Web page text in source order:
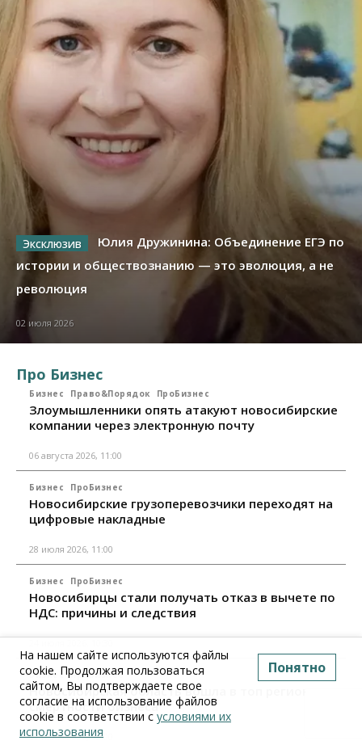
Юлия Дружинина: Объединение ЕГЭ по
истории и обществознанию — это эволюция, а не
революция
02 июля 2026
Про Бизнес
Бизнес Право&Порядок ПроБизнес
Злоумышленники опять атакуют новосибирские
компании через электронную почту
06 августа 2026, 11:00
Бизнес ПроБизнес
Новосибирские грузоперевозчики переходят на
цифровые накладные
28 июля 2026, 11:00
Бизнес ПроБизнес
Новосибирцы стали получать отказ в вычете по
НДС: причины и следствия
Бизнес ПроБизнес
Новосибирская область вошла в топ регионов по
смертности бизнеса
17 июля 2026, 12:00
На нашем сайте используются файлы
cookie. Продолжая пользоваться
сайтом, Вы подтверждаете свое
согласие на использование файлов
cookie в соответствии с условиями их
использования
Понятно